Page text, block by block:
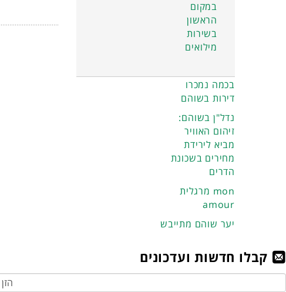
במקום
הראשון
בשירות
מילואים
בכמה נמכרו
דירות בשוהם
נדל"ן בשוהם:
זיהום האוויר
מביא לירידת
מחירים בשכונת
הדרים
מרגלית mon
amour
יער שוהם מתייבש
קבלו חדשות ועדכונים